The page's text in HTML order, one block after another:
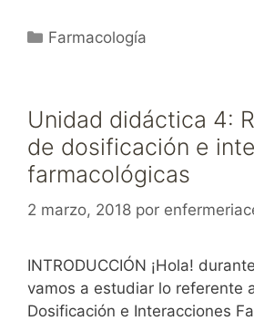
Categorías
Farmacología
Unidad didáctica 4:
de dosificación e
farmacológicas
2 marzo, 2018 por
INTRODUCCIÓN ¡Hola!
vamos a estudiar lo referente
Dosificación e Interacciones